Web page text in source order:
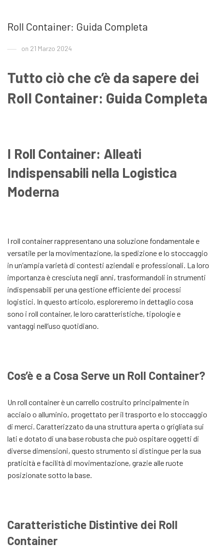
Roll Container: Guida Completa
on 21 Marzo 2024
Tutto ciò che c’è da sapere dei
Roll Container: Guida Completa
I Roll Container: Alleati
Indispensabili nella Logistica
Moderna
I roll container rappresentano una soluzione fondamentale e
versatile per la movimentazione, la spedizione e lo stoccaggio
in un’ampia varietà di contesti aziendali e professionali. La loro
importanza è cresciuta negli anni, trasformandoli in strumenti
indispensabili per una gestione efficiente dei processi
logistici. In questo articolo, esploreremo in dettaglio cosa
sono i roll container, le loro caratteristiche, tipologie e
vantaggi nell’uso quotidiano.
Cos’è e a Cosa Serve un Roll Container?
Un roll container è un carrello costruito principalmente in
acciaio o alluminio, progettato per il trasporto e lo stoccaggio
di merci. Caratterizzato da una struttura aperta o grigliata sui
lati e dotato di una base robusta che può ospitare oggetti di
diverse dimensioni, questo strumento si distingue per la sua
praticità e facilità di movimentazione, grazie alle ruote
posizionate sotto la base.
Caratteristiche Distintive dei Roll
Container